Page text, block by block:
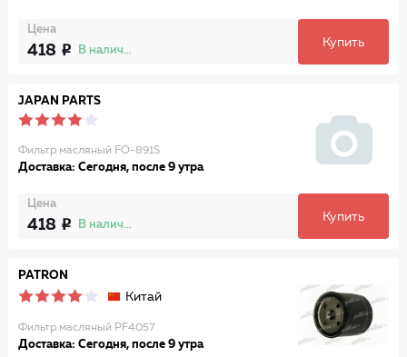
Цена
418 В наличии
Купить
JAPAN PARTS
Фильтр масляный FO-891S
Доставка: Сегодня, после 9 утра
Цена
418 В наличии
Купить
PATRON
Китай
Фильтр масляный PF4057
Доставка: Сегодня, после 9 утра